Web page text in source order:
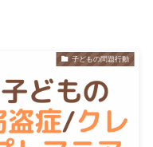
子どもの問題行動